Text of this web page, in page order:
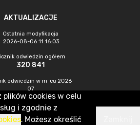
AKTUALIZACJE
Ostatnia modyfikacja
2026-08-06 11:16:03
odwiedzin ogółem
320 841
odwiedzin w m-cu 2026-
07
900
cookies w celu
i zgodnie z
. Możesz określić